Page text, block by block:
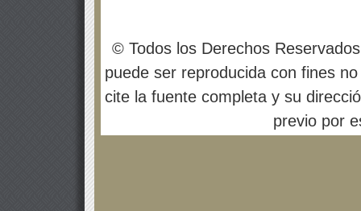
© Todos los Derechos
puede ser reproducida con fines
cite la fuente completa y su
previo por